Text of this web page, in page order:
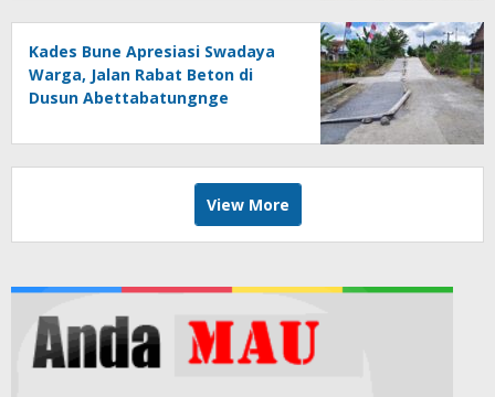
Kades Bune Apresiasi Swadaya
Warga, Jalan Rabat Beton di
Dusun Abettabatungnge
View More